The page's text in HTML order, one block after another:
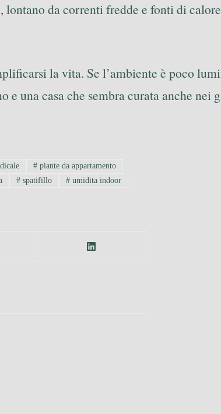
, lontano da correnti fredde e fonti di
la vita. Se l’ambiente è poco
e una casa che sembra curata anche nei
# piante da appartamento
# spatifillo #umidita indoor